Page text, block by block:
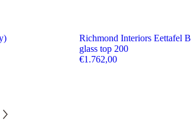
Richmond Interiors Eettafel
glass top 200
€1.762,00